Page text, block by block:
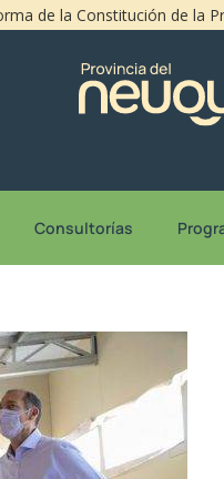
de la Constitución de la
Consultorías